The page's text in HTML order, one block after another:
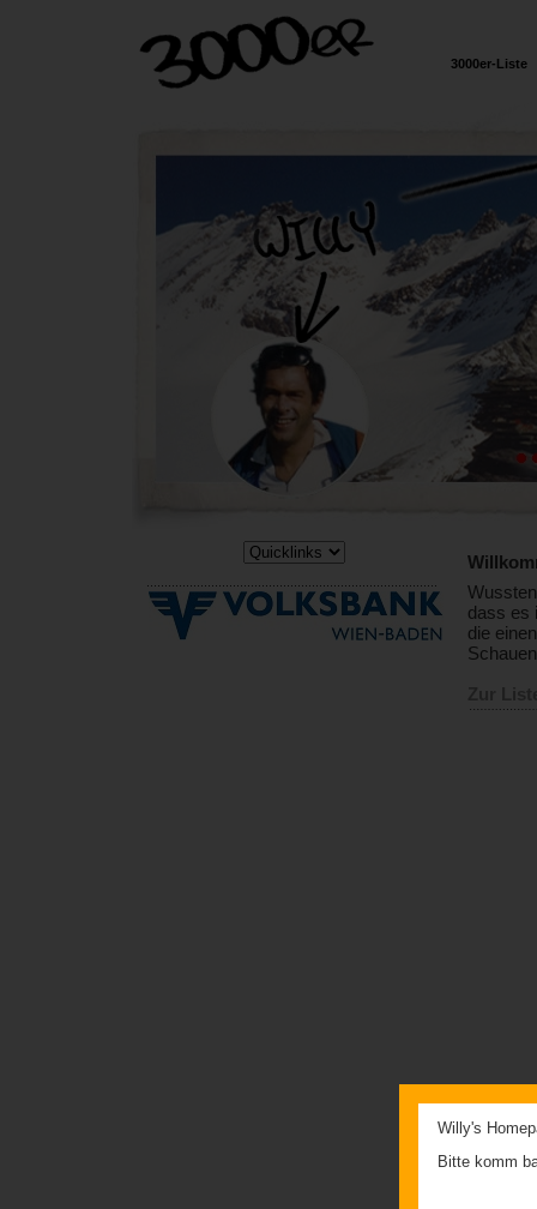
Willy's
Bitte komm
3000er-Liste
dass es
die